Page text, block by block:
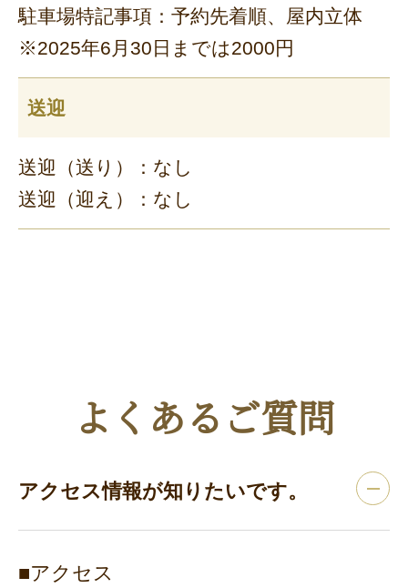
駐車場特記事項：予約先着順、屋内立体
※2025年6月30日までは2000円
送迎
送迎（送り）：なし
送迎（迎え）：なし
よくあるご質問
アクセス情報が知りたいです。
■アクセス